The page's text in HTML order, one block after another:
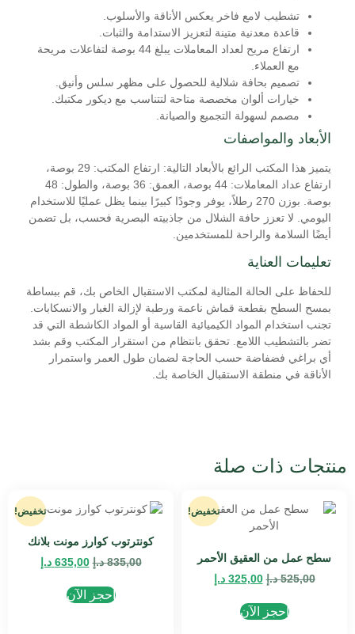
تشطيب لامع فاخر يعكس الأناقة والأسلوب.
قاعدة معدنية متينة لتعزيز الاستدامة والثبات.
ارتفاع مريح لعداد المعاملات يبلغ 44 بوصة لتفاعلات مريحة
مع العملاء.
تصميم بحافة شلالية للحصول على مظهر سلس وأنيق.
خيارات ألوان مخصصة متاحة لتتناسب مع ديكور مكتبك.
مصمم لسهولة التجميع والصيانة.
الأبعاد والمواصفات
يتميز هذا المكتب الرائع بالأبعاد التالية: ارتفاع المكتب: 29 بوصة،
ارتفاع عداد المعاملات: 44 بوصة، العمق: 36 بوصة، والطول: 48
بوصة. بوزن 270 رطلاً، يوفر وجودًا كبيرًا بينما يظل عمليًا للاستخدام
اليومي. لا تعزز حافة الشلال من جاذبيته البصرية فحسب، بل تضمن
أيضًا السلامة والراحة للمستخدمين.
تعليمات العناية
للحفاظ على الحالة المثالية لمكتب الاستقبال الخاص بك، قم ببساطة
بمسح السطح بقطعة قماش ناعمة ورطبة لإزالة الغبار والانسكابات.
تجنب استخدام المواد الكيميائية القاسية أو المواد الكاشطة التي قد
تضر بالتشطيب اللامع. تحقق بانتظام من استقرار المكتب وقم بشد
أي براغي فضفاضة حسب الحاجة لضمان طول العمر واستمرار
الأناقة في منطقة الاستقبال الخاصة بك.
منتجات ذات صلة
تخفيض!
سطح عمل من العقيق الأحمر
525,00 د.إ 325,00 د.إ
احجز الآن
تخفيض!
كونترتوب كوارز مونت بلانك
835,00 د.إ 635,00 د.إ
احجز الآن